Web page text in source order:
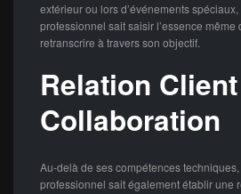
extérieur ou lors d’événements
professionnel sait saisir l’essence même
retranscrire à travers son objectif.
Relation
Collaboration
Au-delà de ses compétences
professionnel sait également établir une